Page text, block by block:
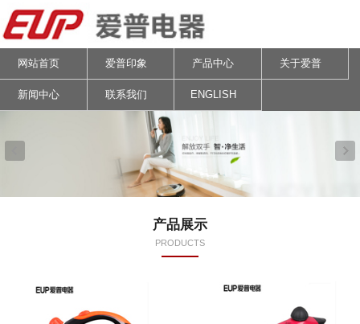
网站首页 爱普印象 产品中心 关于爱普
新闻中心 联系我们 ENGLISH
产品展示
PRODUCTS